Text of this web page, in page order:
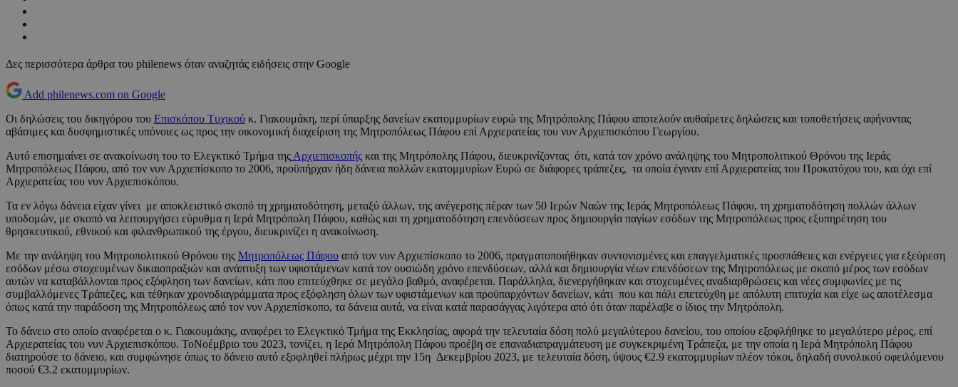
Δες περισσότερα άρθρα του philenews όταν αναζητάς ειδήσεις στην Google
Add philenews.com on Google
Οι δηλώσεις του δικηγόρου του Επισκόπου Τυχικού κ. Γιακουμάκη, περί ύπαρξης δανείων εκατομμυρίων ευρώ της Μητρόπολης Πάφου αποτελούν αυθαίρετες δηλώσεις και τοποθετήσεις αφήνοντας
αβάσιμες και δυσφημιστικές υπόνοιες ως προς την οικονομική διαχείριση της Μητροπόλεως Πάφου επί Αρχιερατείας του νυν Αρχιεπισκόπου Γεωργίου.
Αυτό επισημαίνει σε ανακοίνωση του το Ελεγκτικό Τμήμα της Αρχιεπισκοπής και της Μητρόπολης Πάφου, διευκρινίζοντας ότι, κατά τον χρόνο ανάληψης του Μητροπολιτικού Θρόνου της Ιεράς
Μητροπόλεως Πάφου, από τον νυν Αρχιεπίσκοπο το 2006, προϋπήρχαν ήδη δάνεια πολλών εκατομμυρίων Ευρώ σε διάφορες τράπεζες, τα οποία έγιναν επί Αρχιερατείας του Προκατόχου του, και όχι επί
Αρχιερατείας του νυν Αρχιεπισκόπου.
Τα εν λόγω δάνεια είχαν γίνει με αποκλειστικό σκοπό τη χρηματοδότηση, μεταξύ άλλων, της ανέγερσης πέραν των 50 Ιερών Ναών της Ιεράς Μητροπόλεως Πάφου, τη χρηματοδότηση πολλών άλλων
υποδομών, με σκοπό να λειτουργήσει εύρυθμα η Ιερά Μητρόπολη Πάφου, καθώς και τη χρηματοδότηση επενδύσεων προς δημιουργία παγίων εσόδων της Μητροπόλεως προς εξυπηρέτηση του
θρησκευτικού, εθνικού και φιλανθρωπικού της έργου, διευκρινίζει η ανακοίνωση.
Με την ανάληψη του Μητροπολιτικού Θρόνου της Μητροπόλεως Πάφου από τον νυν Αρχιεπίσκοπο το 2006, πραγματοποιήθηκαν συντονισμένες και επαγγελματικές προσπάθειες και ενέργειες για εξεύρεση
εσόδων μέσω στοχευμένων δικαιοπραξιών και ανάπτυξη των υφιστάμενων κατά τον ουσιώδη χρόνο επενδύσεων, αλλά και δημιουργία νέων επενδύσεων της Μητροπόλεως με σκοπό μέρος των εσόδων
αυτών να καταβάλλονται προς εξόφληση των δανείων, κάτι που επιτεύχθηκε σε μεγάλο βαθμό, αναφέρεται. Παράλληλα, διενεργήθηκαν και στοχευμένες αναδιαρθρώσεις και νέες συμφωνίες με τις
συμβαλλόμενες Τράπεζες, και τέθηκαν χρονοδιαγράμματα προς εξόφληση όλων των υφιστάμενων και προϋπαρχόντων δανείων, κάτι που και πάλι επετεύχθη με απόλυτη επιτυχία και είχε ως αποτέλεσμα
όπως κατά την παράδοση της Μητροπόλεως από τον νυν Αρχιεπίσκοπο, τα δάνεια αυτά, να είναι κατά παρασάγγας λιγότερα από ότι όταν παρέλαβε ο ίδιος την Μητρόπολη.
Το δάνειο στο οποίο αναφέρεται ο κ. Γιακουμάκης, αναφέρει το Ελεγκτικό Τμήμα της Εκκλησίας, αφορά την τελευταία δόση πολύ μεγαλύτερου δανείου, του οποίου εξοφλήθηκε το μεγαλύτερο μέρος, επί
Αρχιερατείας του νυν Αρχιεπισκόπου. ΤοΝοέμβριο του 2023, τονίζει, η Ιερά Μητρόπολη Πάφου προέβη σε επαναδιαπραγμάτευση με συγκεκριμένη Τράπεζα, με την οποία η Ιερά Μητρόπολη Πάφου
διατηρούσε το δάνειο, και συμφώνησε όπως το δάνειο αυτό εξοφληθεί πλήρως μέχρι την 15η Δεκεμβρίου 2023, με τελευταία δόση, ύψους €2.9 εκατομμυρίων πλέον τόκοι, δηλαδή συνολικού οφειλόμενου
ποσού €3.2 εκατομμυρίων.